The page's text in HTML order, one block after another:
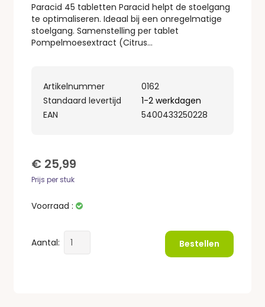
Paracid 45 tabletten Paracid helpt de stoelgang
te optimaliseren. Ideaal bij een onregelmatige
stoelgang. Samenstelling per tablet
Pompelmoesextract (Citrus...
Artikelnummer
0162
Standaard levertijd
1-2 werkdagen
EAN
5400433250228
€ 25,99
Prijs per stuk
Voorraad :
Aantal: Bestellen